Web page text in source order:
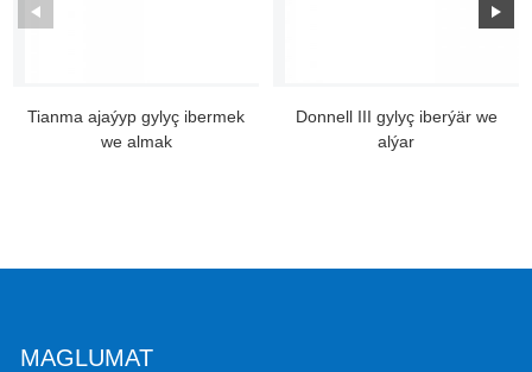
Tianma ajaýyp gylyç ibermek
we almak
Donnell III gylyç iberýär we
alýar
MAGLUMAT